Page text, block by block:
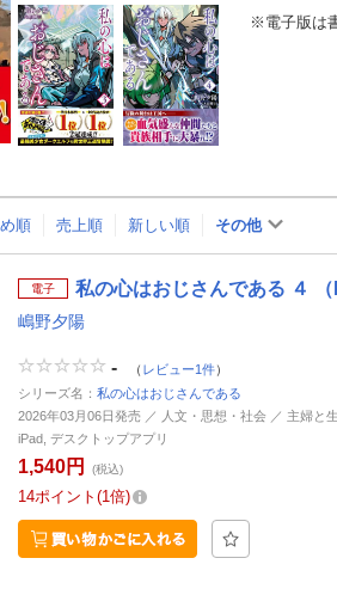
順 売上順 新しい順 その他
電子 私の心はおじさんである ４
嶋野夕陽
- （ レビュー1件）
シリーズ名： 私の心はおじさんである
2026年03月06日発売 ／ 人文・思想・社会 ／ 主婦と
iPad, デスクトップアプリ
1,540円 (税込)
14ポイント 1倍